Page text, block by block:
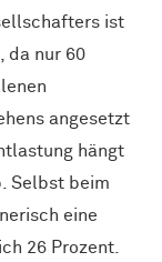
ist
da nur 60
angesetzt
hängt
Selbst beim
eine
26 Prozent.